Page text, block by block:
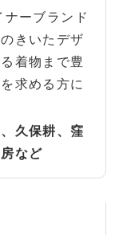
ナーブランド
きいたデザ
着物まで豊
求める方に
久保耕、窪
など